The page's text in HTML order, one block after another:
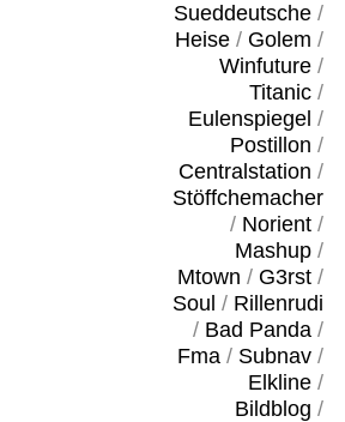
Sueddeutsche/
Heise/ Golem /
Winfuture/
Titanic/
Eulenspiegel /
Postillon /
Centralstation /
Stöffchemacher
/ Norient/
Mashup/
Mtown / G3rst/
Soul / Rillenrudi
/ Bad Panda/
Fma/ Subnav/
Elkline/
Bildblog /